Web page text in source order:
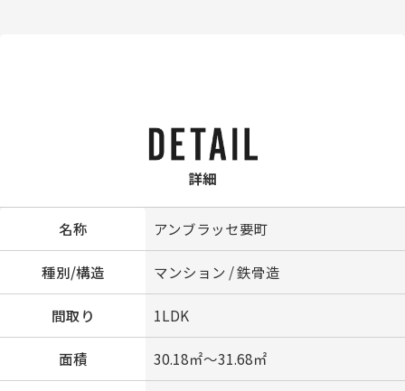
詳細
名称 アンブラッセ要町
種別/構造 マンション / 鉄骨造
間取り 1LDK
面積 30.18㎡～31.68㎡